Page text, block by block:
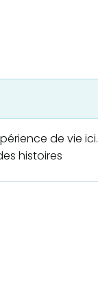
de vie ici.
histoires